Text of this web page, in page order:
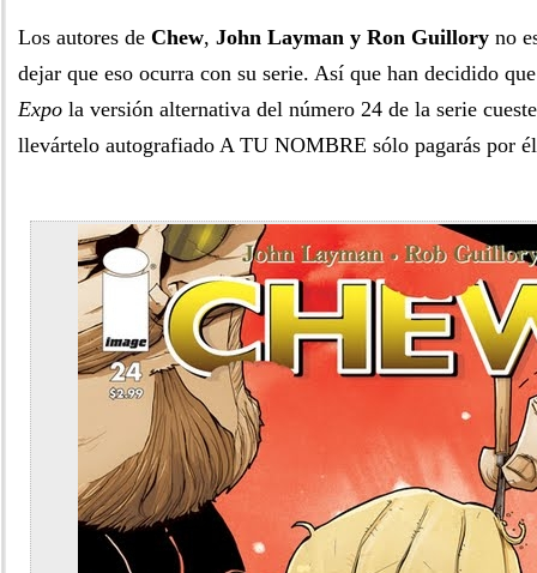
Los autores de Chew, John Layman y Ron Guillory no
dejar que eso ocurra con su serie. Así que han decidido
Expo la versión alternativa del número 24 de la serie
llevártelo autografiado A TU NOMBRE sólo pagarás por